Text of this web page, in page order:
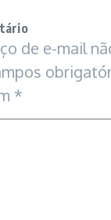
de e-mail
*